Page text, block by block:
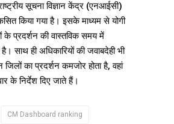
सूचना विज्ञान केंद्र (एनआईसी)
किया गया है। इसके माध्यम से योगी
के प्रदर्शन की वास्तविक समय में
साथ ही अधिकारियों की जवाबदेही भी
जिलों का प्रदर्शन कमजोर होता है, वहां
के निर्देश दिए जाते हैं।
CM Dashboard ranking